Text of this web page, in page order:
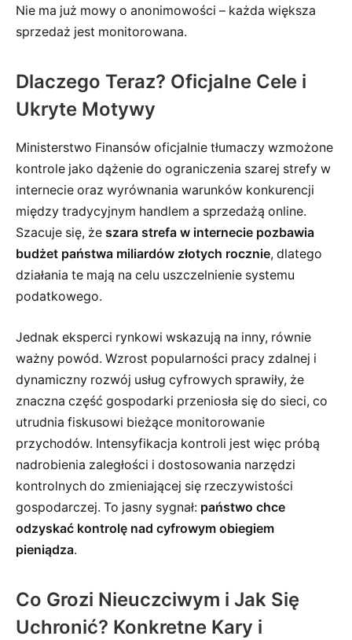
Nie ma już mowy o anonimowości – każda większa
sprzedaż jest monitorowana.
Dlaczego Teraz? Oficjalne Cele i
Ukryte Motywy
Ministerstwo Finansów oficjalnie tłumaczy wzmożone
kontrole jako dążenie do ograniczenia szarej strefy w
internecie oraz wyrównania warunków konkurencji
między tradycyjnym handlem a sprzedażą online.
Szacuje się, że szara strefa w internecie pozbawia
budżet państwa miliardów złotych rocznie, dlatego
działania te mają na celu uszczelnienie systemu
podatkowego.
Jednak eksperci rynkowi wskazują na inny, równie
ważny powód. Wzrost popularności pracy zdalnej i
dynamiczny rozwój usług cyfrowych sprawiły, że
znaczna część gospodarki przeniosła się do sieci, co
utrudnia fiskusowi bieżące monitorowanie
przychodów. Intensyfikacja kontroli jest więc próbą
nadrobienia zaległości i dostosowania narzędzi
kontrolnych do zmieniającej się rzeczywistości
gospodarczej. To jasny sygnał: państwo chce
odzyskać kontrolę nad cyfrowym obiegiem
pieniądza.
Co Grozi Nieuczciwym i Jak Się
Uchronić? Konkretne Kary i